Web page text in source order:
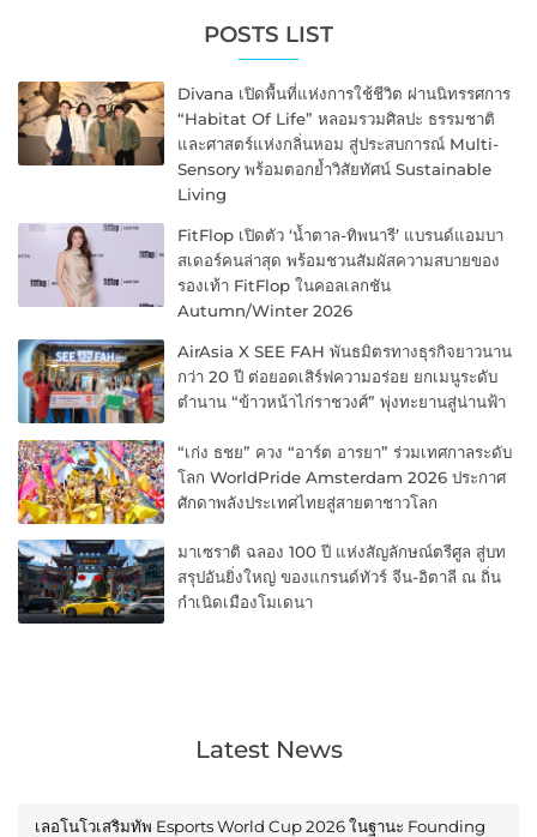
POSTS LIST
Divana เปิดพื้นที่แห่งการใช้ชีวิต ผ่านนิทรรศการ
“Habitat Of Life” หลอมรวมศิลปะ ธรรมชาติ
และศาสตร์แห่งกลิ่นหอม สู่ประสบการณ์ Multi-
Sensory พร้อมตอกย้ำวิสัยทัศน์ Sustainable
Living
FitFlop เปิดตัว ‘น้ำตาล-ทิพนารี’ แบรนด์แอมบา
สเดอร์คนล่าสุด พร้อมชวนสัมผัสความสบายของ
รองเท้า FitFlop ในคอลเลกชัน
Autumn/Winter 2026
AirAsia X SEE FAH พันธมิตรทางธุรกิจยาวนาน
กว่า 20 ปี ต่อยอดเสิร์ฟความอร่อย ยกเมนูระดับ
ตำนาน “ข้าวหน้าไก่ราชวงศ์” พุ่งทะยานสู่น่านฟ้า
“เก่ง ธชย” ควง “อาร์ต อารยา” ร่วมเทศกาลระดับ
โลก WorldPride Amsterdam 2026 ประกาศ
ศักดาพลังประเทศไทยสู่สายตาชาวโลก
มาเซราติ ฉลอง 100 ปี แห่งสัญลักษณ์ตรีศูล สู่บท
สรุปอันยิ่งใหญ่ ของแกรนด์ทัวร์ จีน-อิตาลี ณ ถิ่น
กำเนิดเมืองโมเดนา
Latest News
เลอโนโวเสริมทัพ Esports World Cup 2026 ในฐานะ Founding